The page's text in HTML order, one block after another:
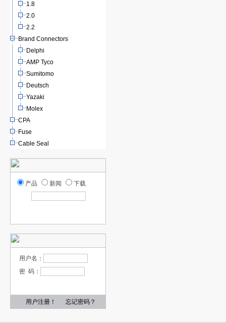
1.8
2.0
2.2
Brand Connectors
Delphi
AMP Tyco
Sumitomo
Deutsch
Yazaki
Molex
CPA
Fuse
Cable Seal
产品 新闻 下载
用户名：
密 码：
用户注册！ 忘记密码？